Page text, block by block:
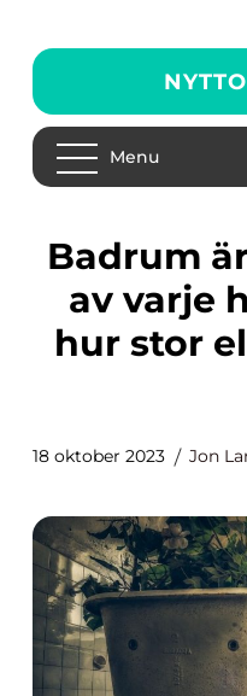
Menu
Badrum är en viktig del
av varje
hur stor
18 oktober 2023 Jon